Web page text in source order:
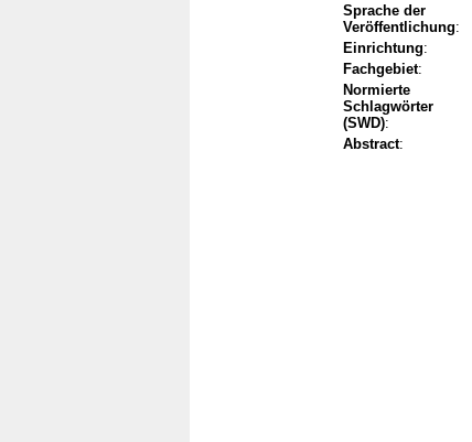
Sprache der
Veröffentlichung:
Einrichtung:
Fachgebiet:
Normierte
Schlagwörter
(SWD):
Abstract: